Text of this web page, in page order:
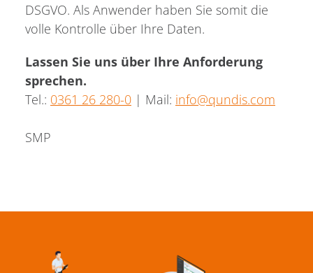
DSGVO. Als Anwender haben Sie somit die
volle Kontrolle über Ihre Daten.
Lassen Sie uns über Ihre Anforderung
sprechen.
Tel.: 0361 26 280-0 | Mail: info@qundis.com
SMP